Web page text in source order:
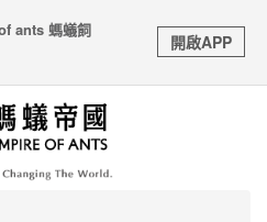
會透過任何名義要求核對購物資訊、
個人資訊，如接到請立即掛斷或撥打
ants 螞蟻飼
開啟APP